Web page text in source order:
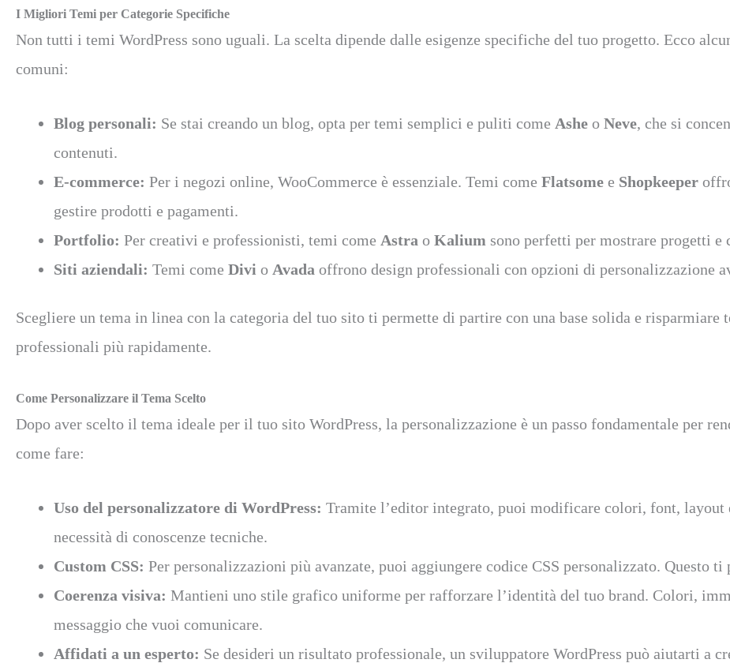
I Migliori Temi per Categorie Specifiche
Non tutti i temi WordPress sono uguali. La scelta dipende dalle esigenze specifiche del tuo progetto. Ecco
comuni:
Blog personali: Se stai creando un blog, opta per temi semplici e puliti come Ashe o Neve, che si
contenuti.
E-commerce: Per i negozi online, WooCommerce è essenziale. Temi come Flatsome e Shopkeeper
gestire prodotti e pagamenti.
Portfolio: Per creativi e professionisti, temi come Astra o Kalium sono perfetti per mostrare progetti e
Siti aziendali: Temi come Divi o Avada offrono design professionali con opzioni di personalizzazione
Scegliere un tema in linea con la categoria del tuo sito ti permette di partire con una base solida e
professionali più rapidamente.
Come Personalizzare il Tema Scelto
Dopo aver scelto il tema ideale per il tuo sito WordPress, la personalizzazione è un passo fondamentale per
come fare:
Uso del personalizzatore di WordPress: Tramite l’editor integrato, puoi modificare colori, font,
necessità di conoscenze tecniche.
Custom CSS: Per personalizzazioni più avanzate, puoi aggiungere codice CSS personalizzato. Questo
Coerenza visiva: Mantieni uno stile grafico uniforme per rafforzare l’identità del tuo brand. Colori,
messaggio che vuoi comunicare.
Affidati a un esperto: Se desideri un risultato professionale, un sviluppatore WordPress può aiutarti a